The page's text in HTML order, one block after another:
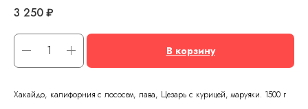
3 250₽
В корзину
Хакайдо, калифорния с лососем, лава, Цезарь с курицей, маруяки. 1500 г